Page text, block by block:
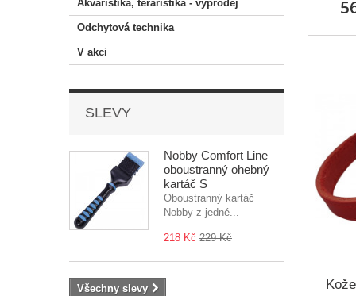
Akvaristika, teraristika - výprodej
Odchytová technika
V akci
SLEVY
Nobby Comfort Line
oboustranný ohebný
kartáč S
Oboustranný kartáč
Nobby z jedné...
218 Kč 229 Kč
Všechny slevy